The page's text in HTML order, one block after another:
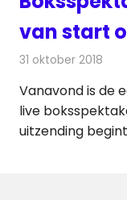
van start
31 oktober 2018
Vanavond is de
live
uitzending